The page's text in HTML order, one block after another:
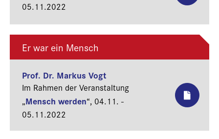
05.11.2022
Er war ein Mensch
Prof. Dr. Markus Vogt
Im Rahmen der Veranstaltung
„Mensch werden“, 04.11. -
05.11.2022